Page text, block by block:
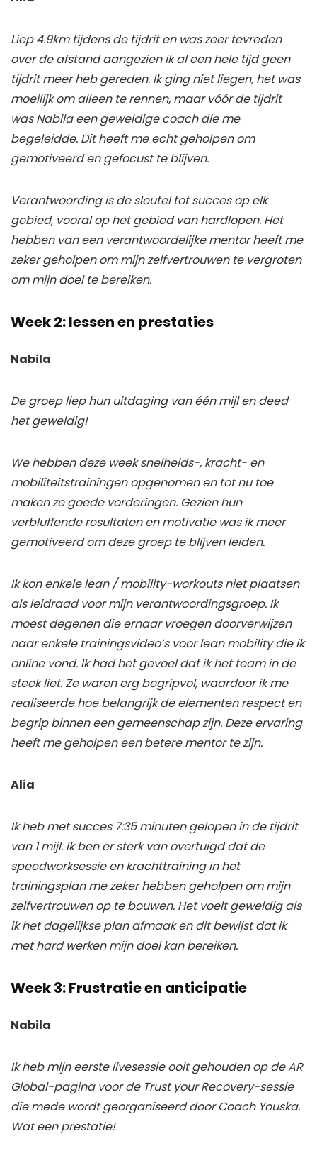
Liep 4.9km tijdens de tijdrit en was zeer tevreden
over de afstand aangezien ik al een hele tijd geen
tijdrit meer heb gereden. Ik ging niet liegen, het was
moeilijk om alleen te rennen, maar vóór de tijdrit
was Nabila een geweldige coach die me
begeleidde. Dit heeft me echt geholpen om
gemotiveerd en gefocust te blijven.
Verantwoording is de sleutel tot succes op elk
gebied, vooral op het gebied van hardlopen. Het
hebben van een verantwoordelijke mentor heeft me
zeker geholpen om mijn zelfvertrouwen te vergroten
om mijn doel te bereiken.
Week 2: lessen en prestaties
Nabila
De groep liep hun uitdaging van één mijl en deed
het geweldig!
We hebben deze week snelheids-, kracht- en
mobiliteitstrainingen opgenomen en tot nu toe
maken ze goede vorderingen. Gezien hun
verbluffende resultaten en motivatie was ik meer
gemotiveerd om deze groep te blijven leiden.
Ik kon enkele lean / mobility-workouts niet plaatsen
als leidraad voor mijn verantwoordingsgroep. Ik
moest degenen die ernaar vroegen doorverwijzen
naar enkele trainingsvideo’s voor lean mobility die ik
online vond. Ik had het gevoel dat ik het team in de
steek liet. Ze waren erg begripvol, waardoor ik me
realiseerde hoe belangrijk de elementen respect en
begrip binnen een gemeenschap zijn. Deze ervaring
heeft me geholpen een betere mentor te zijn.
Alia
Ik heb met succes 7:35 minuten gelopen in de tijdrit
van 1 mijl. Ik ben er sterk van overtuigd dat de
speedworksessie en krachttraining in het
trainingsplan me zeker hebben geholpen om mijn
zelfvertrouwen op te bouwen. Het voelt geweldig als
ik het dagelijkse plan afmaak en dit bewijst dat ik
met hard werken mijn doel kan bereiken.
Week 3: Frustratie en anticipatie
Nabila
Ik heb mijn eerste livesessie ooit gehouden op de AR
Global-pagina voor de Trust your Recovery-sessie
die mede wordt georganiseerd door Coach Youska.
Wat een prestatie!